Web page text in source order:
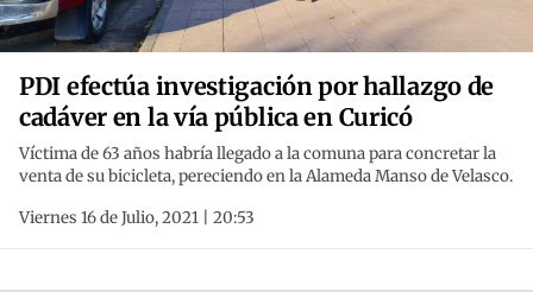
PDI efectúa investigación por hallazgo de
cadáver en la vía pública en Curicó
Víctima de 63 años habría llegado a la comuna para concretar la
venta de su bicicleta, pereciendo en la Alameda Manso de Velasco.
Viernes 16 de Julio, 2021 | 20:53